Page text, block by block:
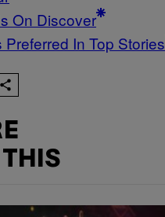
On Discover
Preferred In Top Stories
THIS